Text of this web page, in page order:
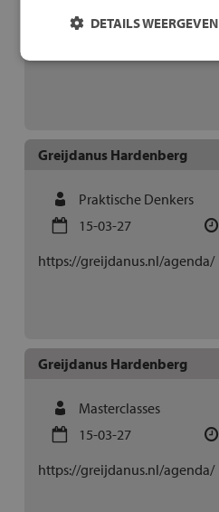
11-03-27
Greijdanus Hardenberg
Praktische Denkers
15-03-27
https://greijdanus.nl/agenda/
Greijdanus Hardenberg
Masterclasses
15-03-27
https://greijdanus.nl/agenda/
DETAILS WEERGEVEN